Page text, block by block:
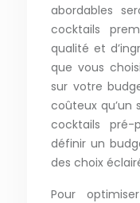
abordables
cocktails
qualité et
que vous
sur votre
coûteux qu’un
cocktails
définir un
des choix
Pour